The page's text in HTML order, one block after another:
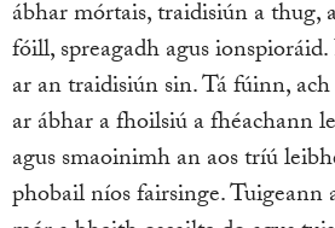
ábhar mórtais, traidisiún a thug,
fóill, spreagadh agus
ar an traidisiún sin. Tá fúinn,
ar ábhar a fhoilsiú a fhéachann
agus smaoinimh an aos tríú
phobail níos fairsinge. Tuigeann